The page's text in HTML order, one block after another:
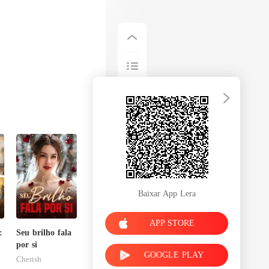
Seu brilho fala
por si
Cherish
Baixar App Lera
APP STORE
GOOGLE PLAY